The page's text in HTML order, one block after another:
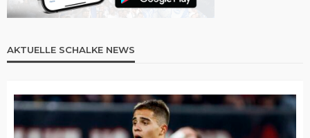
AKTUELLE SCHALKE NEWS